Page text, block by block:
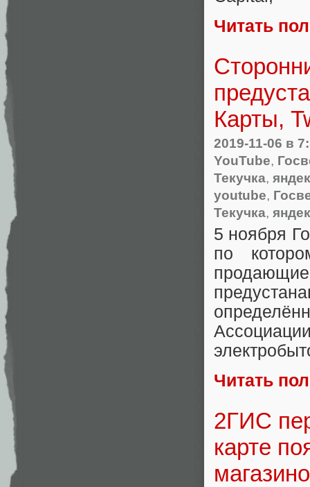
Читать
Карты,
2019-11-06 в
YouTube,
Текучка,
youtube,
Текучка,
5 ноября
по
Читать
2ГИС
карте